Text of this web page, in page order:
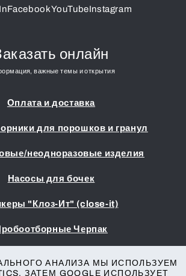
FacebookYouTubeInstagram
онлайн
важные темы и открытия
Оплата и доставка
для порошков и гранул
неодноразовые изделия
Насосы для бочек
"Клоз-Ит" (close-it)
Черпак
заключения сделок
АНАЛИЗА МЫ ИСПОЛЬЗУЕМ
ЗАТЕМ GOOGLE ИСПОЛЬЗУЕТ